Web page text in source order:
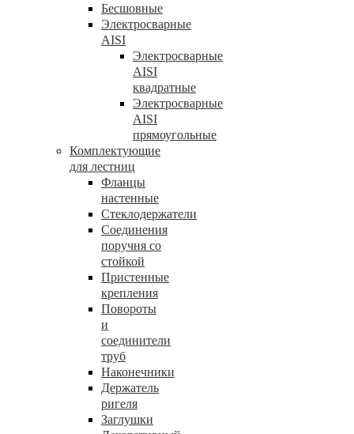
Бесшовные
Электросварные
AISI
Электросварные
AISI
квадратные
Электросварные
AISI
прямоугольные
Комплектующие
для лестниц
Фланцы
настенные
Стеклодержатели
Соединения
поручня со
стойкой
Пристенные
крепления
Повороты
и
соединители
труб
Наконечники
Держатель
ригеля
Заглушки